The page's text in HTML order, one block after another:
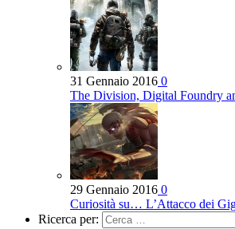
31 Gennaio 2016 0
The Division, Digital Foundry
29 Gennaio 2016 0
Curiosità su… L’Attacco dei
Ricerca per: